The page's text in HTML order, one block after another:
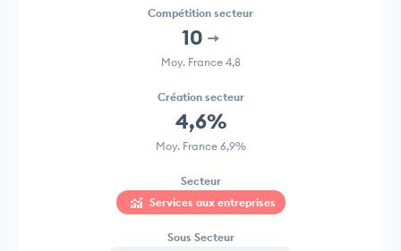
Compétition secteur
10
Moy. France 4,8
Création secteur
4,6%
Moy. France 6,9%
Secteur
Services aux entreprises
Sous Secteur